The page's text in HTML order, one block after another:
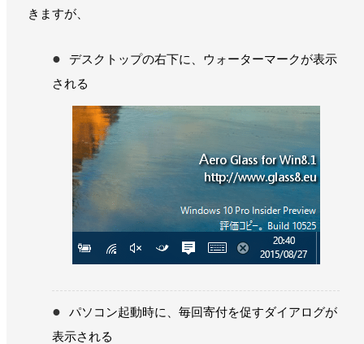
きますが、
デスクトップの右下に、ウォーターマークが表示
される
パソコン起動時に、毎回寄付を促すダイアログが
表示される